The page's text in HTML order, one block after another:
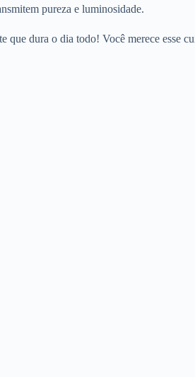
pureza e luminosidade.
que dura o dia todo! Você merece esse